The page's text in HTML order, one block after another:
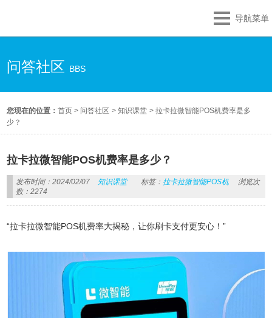
导航菜单
问答社区 BBS
您现在的位置：首页 > 问答社区 >知识课堂 >拉卡拉微智能POS机费率是多
少？
拉卡拉微智能POS机费率是多少？
发布时间：2024/02/07 知识课堂 标签： 拉卡拉微智能POS机
浏览次
数：2274
“拉卡拉微智能POS机费率大揭秘，让你刷卡支付更安心！”